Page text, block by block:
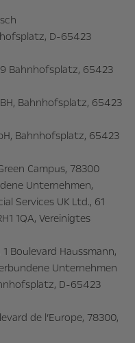
D-65423
Bahnhofsplatz, 65423
Bahnhofsplatz, 65423
Bahnhofsplatz, 65423
Campus, 78300
Unternehmen,
Services UK Ltd., 61
1QA, Vereinigtes
Boulevard Haussmann,
Unternehmen
D-65423
de l’Europe, 78300,